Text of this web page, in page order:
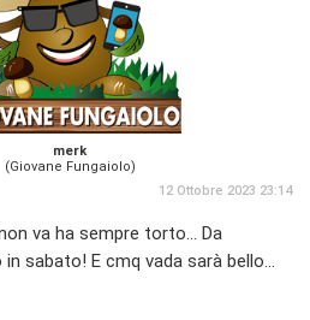
merk
(Giovane Fungaiolo)
12 Ottobre 2023 23:14
va ha sempre torto... Da
sabato! E cmq vada sarà bello...